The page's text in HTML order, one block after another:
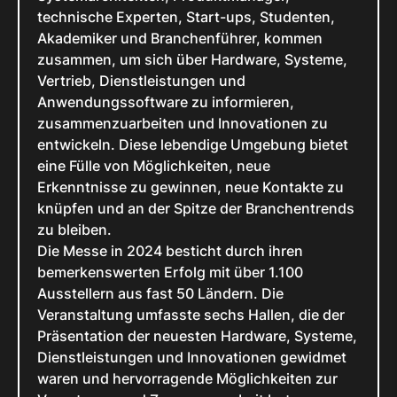
technische Experten, Start-ups, Studenten,
Akademiker und Branchenführer, kommen
zusammen, um sich über Hardware, Systeme,
Vertrieb, Dienstleistungen und
Anwendungssoftware zu informieren,
zusammenzuarbeiten und Innovationen zu
entwickeln. Diese lebendige Umgebung bietet
eine Fülle von Möglichkeiten, neue
Erkenntnisse zu gewinnen, neue Kontakte zu
knüpfen und an der Spitze der Branchentrends
zu bleiben.
Die Messe in 2024 besticht durch ihren
bemerkenswerten Erfolg mit über 1.100
Ausstellern aus fast 50 Ländern. Die
Veranstaltung umfasste sechs Hallen, die der
Präsentation der neuesten Hardware, Systeme,
Dienstleistungen und Innovationen gewidmet
waren und hervorragende Möglichkeiten zur